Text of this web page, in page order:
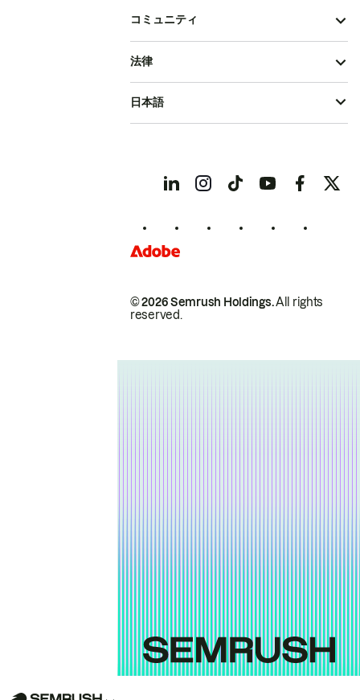
コミュニティ
© 2026 Semrush Holdings.All rights
reserved.
法律
日本語